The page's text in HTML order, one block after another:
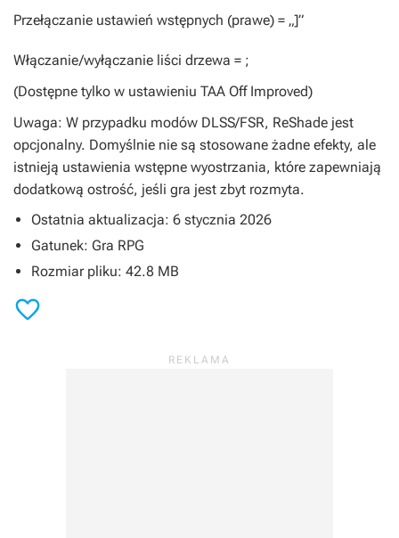
Przełączanie ustawień wstępnych (prawe) = „]”
Włączanie/wyłączanie liści drzewa = ;
(Dostępne tylko w ustawieniu TAA Off Improved)
Uwaga: W przypadku modów DLSS/FSR, ReShade jest
opcjonalny. Domyślnie nie są stosowane żadne efekty, ale
istnieją ustawienia wstępne wyostrzania, które zapewniają
dodatkową ostrość, jeśli gra jest zbyt rozmyta.
Ostatnia aktualizacja: 6 stycznia 2026
Gatunek: Gra RPG
Rozmiar pliku: 42.8 MB
